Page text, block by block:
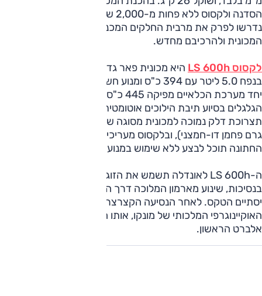
הסדנה ולקסוס ללא פחות מ-2,000 שעות עבודה, במהלכן
נדרשו לפרק את מרבית החלקים המכניים והחשמליים של
המכונית ולהרכיבם מחדש.
לקסוס LS 600h
יחד מערכת הכלאיים מפיקה 445 כ"ס, שעוברים לכל ארבעת
הגלגלים בסיוע תיבת הילוכים אוטומטית רציפה. היא מציעה
גרם פחמן דו-חמצני), ובלקסוס מעריכים שאת מרבית מסלול
החתונה תוכל לבצע ללא שימוש במנוע הבנזין.
ה-LS 600h לאונדלה תשמש את הזוג בתום החתונה לסיור קצר
בנסיכות, שינוע מארמון המלוכה דרך הנמל ועד לכנסייה בה
יסתיים הטקס. לאחר הנסיעה הקצרצרה, המכונית תוצג במוזיאון
האוקיינוגרפי המלכותי של מונקו, אותו הקים אביו של הנסיך,
אלברט הראשון.